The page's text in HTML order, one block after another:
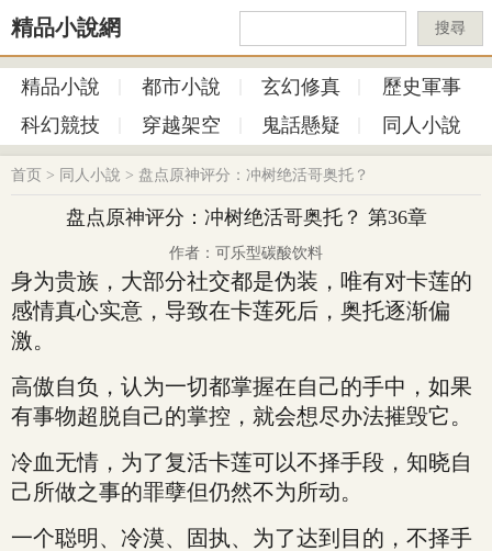
精品小說網 搜尋
精品小說 都市小說 玄幻修真
歷史軍事
科幻競技
穿越架空 鬼話懸疑 同人小說
首页 > 同人小說 > 盘点原神评分：冲树绝活哥奥托？
盘点原神评分：冲树绝活哥奥托？ 第36章
作者：可乐型碳酸饮料
身为贵族，大部分社交都是伪装，唯有对卡莲的
感情真心实意，导致在卡莲死后，奥托逐渐偏
激。
高傲自负，认为一切都掌握在自己的手中，如果
有事物超脱自己的掌控，就会想尽办法摧毁它。
冷血无情，为了复活卡莲可以不择手段，知晓自
己所做之事的罪孽但仍然不为所动。
一个聪明、冷漠、固执、为了达到目的，不择手